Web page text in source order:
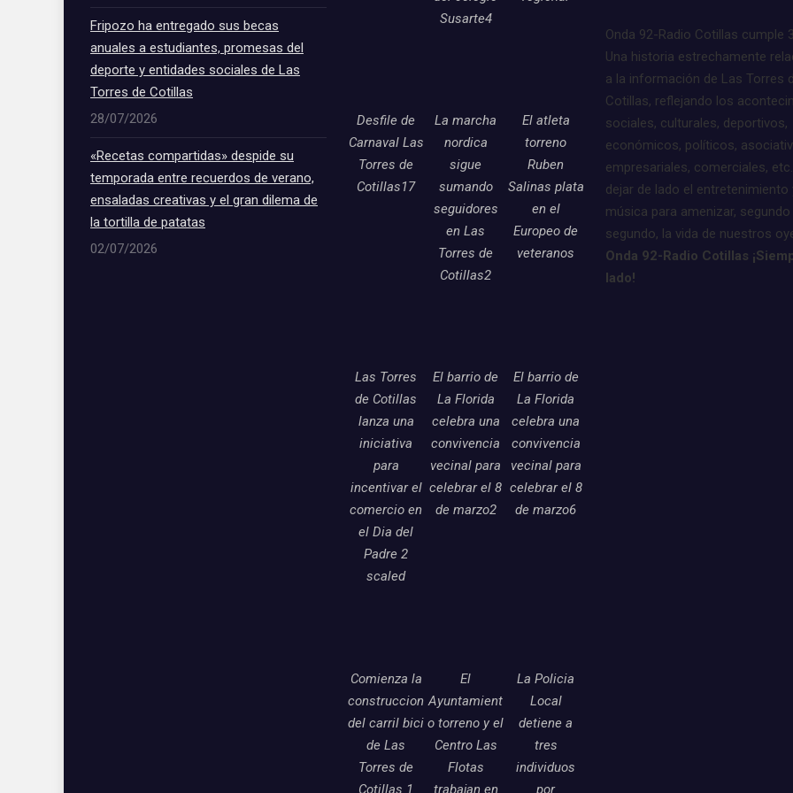
Fripozo ha entregado sus becas
anuales a estudiantes, promesas del
deporte y entidades sociales de Las
Torres de Cotillas
28/07/2026
«Recetas compartidas» despide su
temporada entre recuerdos de verano,
ensaladas creativas y el gran dilema de
la tortilla de patatas
02/07/2026
Susarte4
Desfile de
Carnaval Las
Torres de
Cotillas17
La marcha
nordica
sigue
sumando
seguidores
en Las
Torres de
Cotillas2
El atleta
torreno
Ruben
Salinas plata
en el
Europeo de
veteranos
Las Torres
de Cotillas
lanza una
iniciativa
para
incentivar el
comercio en
el Dia del
Padre 2
scaled
El barrio de
La Florida
celebra una
convivencia
vecinal para
celebrar el 8
de marzo2
El barrio de
La Florida
celebra una
convivencia
vecinal para
celebrar el 8
de marzo6
Comienza la
construccion
del carril bici
de Las
Torres de
Cotillas 1
El
Ayuntamient
o torreno y el
Centro Las
Flotas
trabajan en
La Policia
Local
detiene a
tres
individuos
por
Onda 92-Radio Cotillas cumple
Una historia estrechamente
a la información de Las Torres
Cotillas, reflejando los
sociales, culturales, deportivos,
económicos, políticos,
empresariales, comerciales,
dejar de lado el entretenimiento
música para amenizar, segundo
segundo, la vida de nuestros
Onda 92-Radio Cotillas
lado!